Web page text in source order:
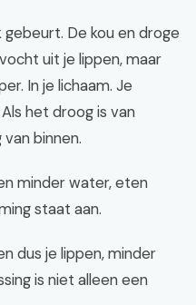
De kou en droge
uit je lippen, maar
In je lichaam. Je
het droog is van
binnen.
minder water, eten
staat aan.
dus je lippen, minder
is niet alleen een